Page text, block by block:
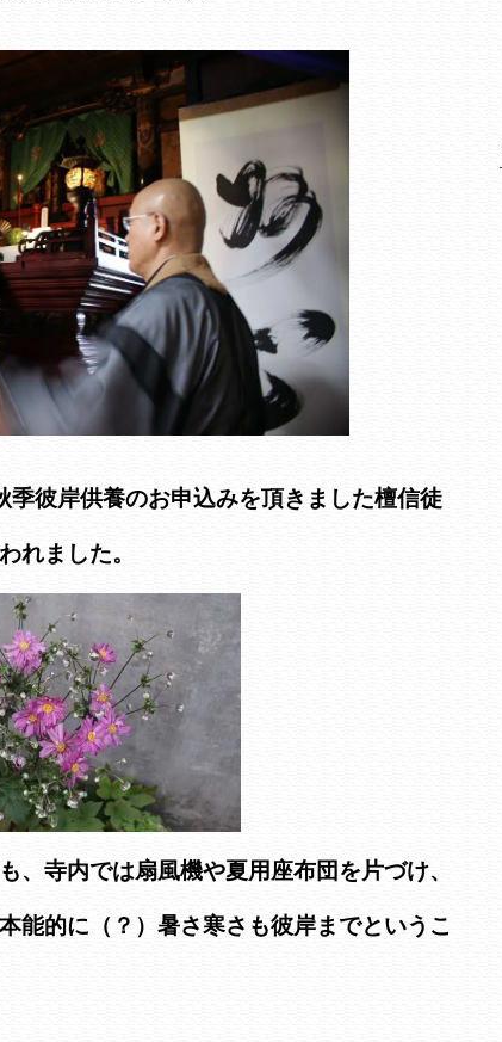
季彼岸供養のお申込みを頂きました檀信徒
れました。
、寺内では扇風機や夏用座布団を片づけ、
能的に（？）暑さ寒さも彼岸までというこ